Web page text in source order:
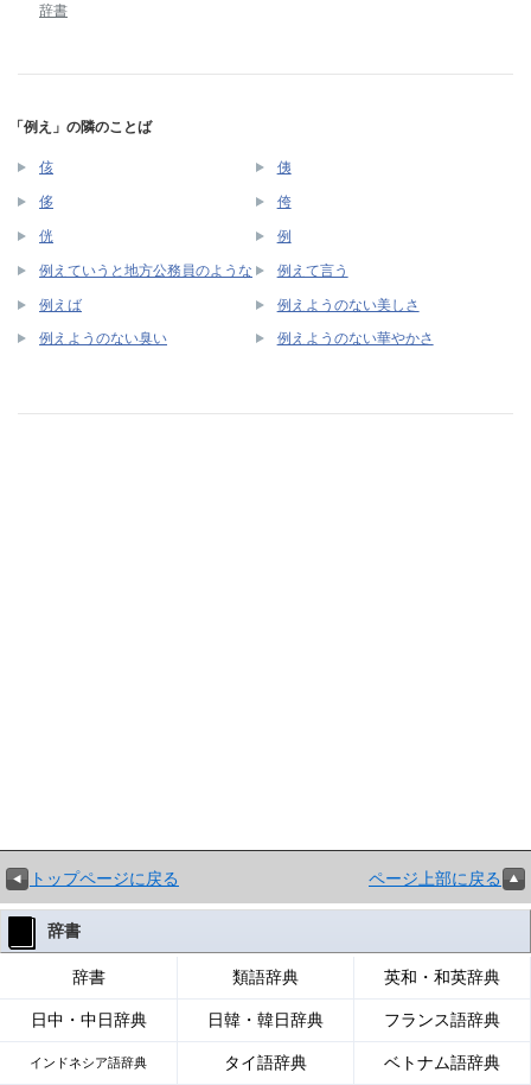
辞書
「例え」の隣のことば
侅 侇
侈 侉
侊 例
例えていうと地方公務員のような 例えて言う
例えば 例えようのない美しさ
例えようのない臭い 例えようのない華やかさ
トップページに戻る ページ上部に戻る
辞書
辞書 類語辞典 英和・和英辞典
日中・中日辞典 日韓・韓日辞典 フランス語辞典
インドネシア語辞典 タイ語辞典 ベトナム語辞典